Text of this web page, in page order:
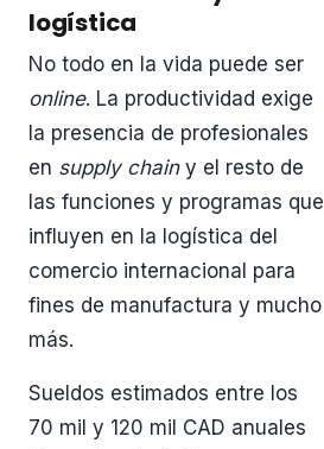
logística
No todo en la vida puede ser
online. La productividad exige
la presencia de profesionales
en supply chainy el resto de
las funciones y programas que
influyen en la logística del
comercio internacional para
fines de manufactura y mucho
más.
Sueldos estimados entre los
70 mil y 120 mil CAD anuales